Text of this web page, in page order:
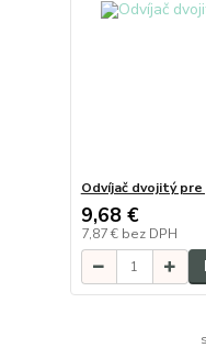
Odvíjač dvojitý pre
9,68 €
7,87 € bez DPH